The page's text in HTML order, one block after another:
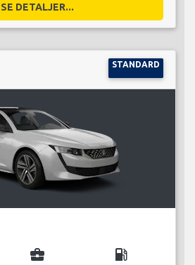
SE DETALJER...
STANDARD
business_center local_gas_station